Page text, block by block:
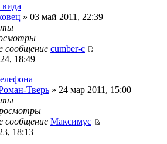
вида
» 03 май 2011, 22:39
сообщение cumber-c
18:49
Тверь » 24 мар 2011, 15:00
сообщение Максимус
18:13